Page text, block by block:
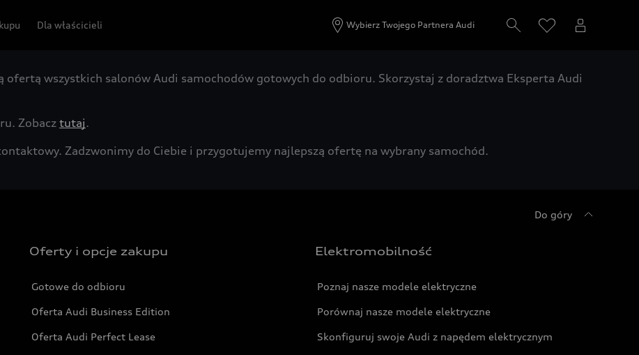
Dla właścicieli Wybierz Twojego Partnera Audi
ofertą wszystkich salonów Audi samochodów gotowych do odbioru. Skorzystaj z doradztwa Eksperta Audi
Zobacz tutaj.
Zadzwonimy do Ciebie i przygotujemy najlepszą ofertę na wybrany samochód.
Do góry
Oferty i opcje zakupu
Gotowe do odbioru
Oferta Audi Business Edition
Oferta Audi Perfect Lease
Elektromobilność
Poznaj nasze modele elektryczne
Porównaj nasze modele elektryczne
Skonfiguruj swoje Audi z napędem elektrycznym